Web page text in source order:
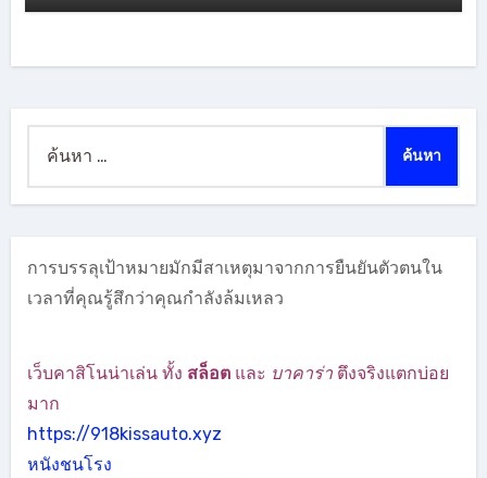
สำหรับ:
การบรรลุเป้าหมายมักมีสาเหตุมาจากการยืนยันตัวตนใน
เวลาที่คุณรู้สึกว่าคุณกำลังล้มเหลว
เว็บคาสิโนน่าเล่น ทั้ง สล็อตและ บาคาร่าตึงจริงแตกบ่อย
มาก
https://918kissauto.xyz
หนังชนโรง